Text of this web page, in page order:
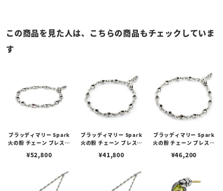
この商品を見た人は、こちらの商品もチェックしていま
す
ブラッディマリー Spark
火の粉 チェーン ブレスレ
¥52,800
ブラッディマリー Spark
火の粉 チェーン ブレスレ
¥41,800
ブラッディマリー Spark
火の粉 チェーン ブレスレ
¥46,200